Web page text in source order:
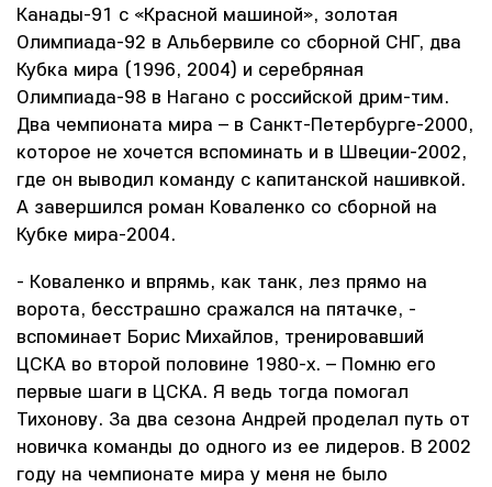
Канады-91 с «Красной машиной», золотая
Олимпиада-92 в Альбервиле со сборной СНГ, два
Кубка мира (1996, 2004) и серебряная
Олимпиада-98 в Нагано с российской дрим-тим.
Два чемпионата мира – в Санкт-Петербурге-2000,
которое не хочется вспоминать и в Швеции-2002,
где он выводил команду с капитанской нашивкой.
А завершился роман Коваленко со сборной на
Кубке мира-2004.
- Коваленко и впрямь, как танк, лез прямо на
ворота, бесстрашно сражался на пятачке, -
вспоминает Борис Михайлов, тренировавший
ЦСКА во второй половине 1980-х. – Помню его
первые шаги в ЦСКА. Я ведь тогда помогал
Тихонову. За два сезона Андрей проделал путь от
новичка команды до одного из ее лидеров. В 2002
году на чемпионате мира у меня не было